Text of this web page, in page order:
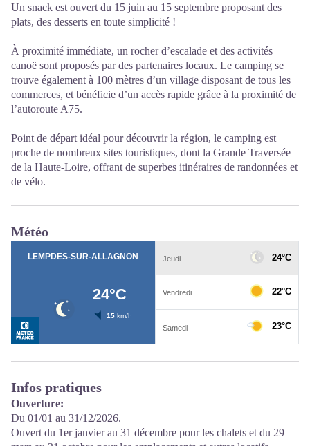
Un snack est ouvert du 15 juin au 15 septembre proposant des
plats, des desserts en toute simplicité !
À proximité immédiate, un rocher d’escalade et des activités
canoë sont proposés par des partenaires locaux. Le camping se
trouve également à 100 mètres d’un village disposant de tous les
commerces, et bénéficie d’un accès rapide grâce à la proximité de
l’autoroute A75.
Point de départ idéal pour découvrir la région, le camping est
proche de nombreux sites touristiques, dont la Grande Traversée
de la Haute-Loire, offrant de superbes itinéraires de randonnées et
de vélo.
Météo
Infos pratiques
Ouverture:
Du 01/01 au 31/12/2026.
Ouvert du 1er janvier au 31 décembre pour les chalets et du 29